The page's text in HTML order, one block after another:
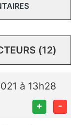
(12)
à 13h28
+ -